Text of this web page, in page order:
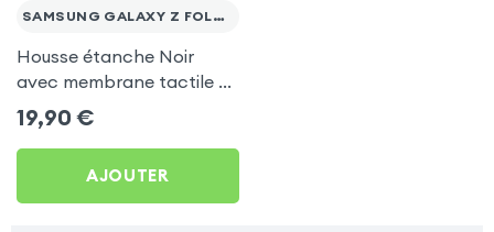
SAMSUNG GALAXY Z FOLD 3
Housse étanche Noir
avec membrane tactile +
Dragonne pour Samsung
Galaxy Z Fold 3
19,90 €
AJOUTER